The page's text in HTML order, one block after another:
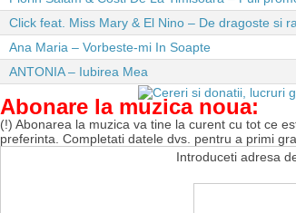
Click feat. Miss Mary & El Nino – De dragoste si
Ana Maria – Vorbeste-mi In Soapte
ANTONIA – Iubirea Mea
Abonare la muzica noua:
(!) Abonarea la muzica va tine la curent cu tot ce
preferinta. Completati datele dvs. pentru a primi
Introduceti adresa